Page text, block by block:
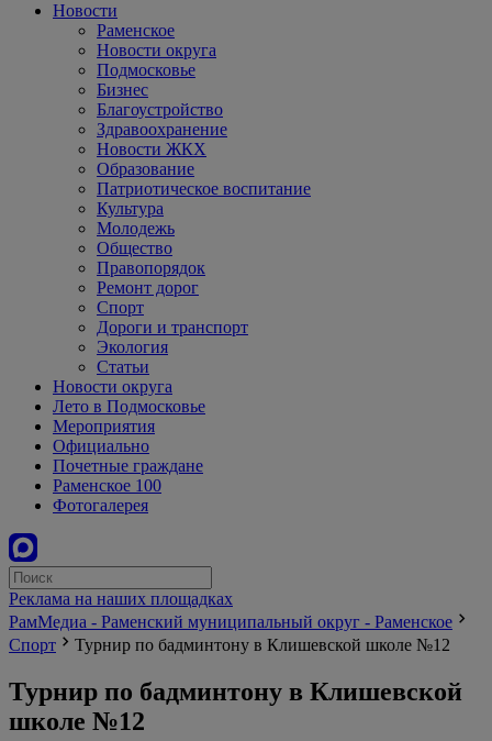
Новости
Раменское
Новости округа
Подмосковье
Бизнес
Благоустройство
Здравоохранение
Новости ЖКХ
Образование
Патриотическое воспитание
Культура
Молодежь
Общество
Правопорядок
Ремонт дорог
Спорт
Дороги и транспорт
Экология
Статьи
Новости округа
Лето в Подмосковье
Мероприятия
Официально
Почетные граждане
Раменское 100
Фотогалерея
Реклама на наших площадках
РамМедиа - Раменский муниципальный округ - Раменское
Спорт
Турнир по бадминтону в Клишевской школе №12
Турнир по бадминтону в Клишевской
школе №12